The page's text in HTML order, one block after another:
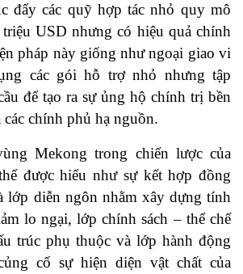
đẩy các quỹ hợp tác nhỏ quy mô
USD nhưng có hiệu quả chính
pháp này giống như ngoại giao vi
các gói hỗ trợ nhỏ nhưng tập
để tạo ra sự ủng hộ chính trị bền
chính phủ hạ nguồn.
Mekong trong chiến lược của
được hiểu như sự kết hợp đồng
lớp diễn ngôn nhằm xây dựng tính
lo ngại, lớp chính sách – thể chế
trúc phụ thuộc và lớp hành động
cố sự hiện diện vật chất của